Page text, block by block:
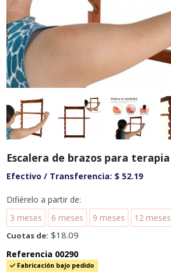
Escalera de brazos para terapia
Efectivo / Transferencia: $ 52.19
Difiérelo a partir de:
3 meses
6 meses 9 meses 12 meses
Cuotas de: $18.09
Referencia 00290
Fabricación bajo pedido